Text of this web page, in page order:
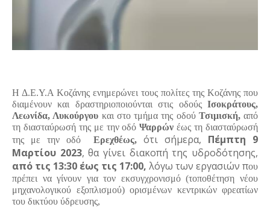
Η Δ.Ε.Υ.Α Κοζάνης ενημερώνει τους πολίτες της Κοζάνης που
διαμένουν και δραστηριοποιούνται στις οδούς Ισοκράτους,
Λεωνίδα, Λυκούργου και στο τμήμα της οδού Τσιμισκή, από
τη διασταύρωσή της με την οδό Ψαρρώνέως τη διασταύρωσή
της με την οδό
Ερεχθέως, ότι σήμερα, Πέμπτη 9
Μαρτίου 2023, θα γίνει διακοπή της υδροδότησης,
από τις 13:30 έως τις 17:00, λόγω των εργασιών που
πρέπει να γίνουν για τον εκσυγχρονισμό (τοποθέτηση νέου
μηχανολογικού εξοπλισμού) ορισμένων κεντρικών φρεατίων
του δικτύου ύδρευσης,